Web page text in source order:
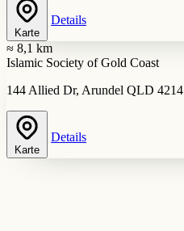
Karte
Details
≈ 8,1 km
Islamic Society of Gold Coast
144 Allied Dr, Arundel QLD 4214
Karte
Details